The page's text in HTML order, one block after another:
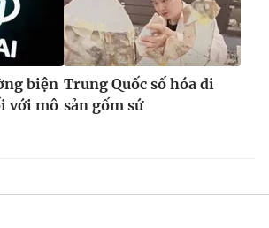
biện
với mô
Trung Quốc số hóa di
sản gốm sứ